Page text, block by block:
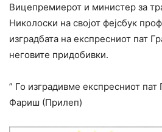
Вицепремиерот и министер за
Николоски на својот фејсбук
изградбата на експресниот пат
неговите придобивки.
” Го изградивме експресниот
Фариш (Прилеп)